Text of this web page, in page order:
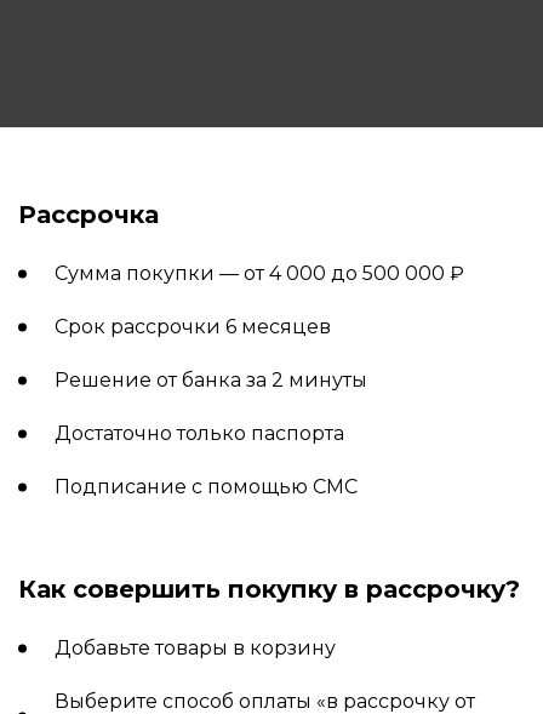
Рассрочка
Сумма покупки — от 4 000 до 500 000 ₽
Срок рассрочки 6 месяцев
Решение от банка за 2 минуты
Достаточно только паспорта
Подписание с помощью СМС
Как совершить покупку в рассрочку?
Добавьте товары в корзину
Выберите способ оплаты «в рассрочку от